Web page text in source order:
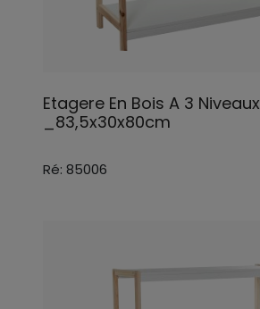
Etagere En Bois A 3 Niveaux
_83,5x30x80cm
Ré: 85006